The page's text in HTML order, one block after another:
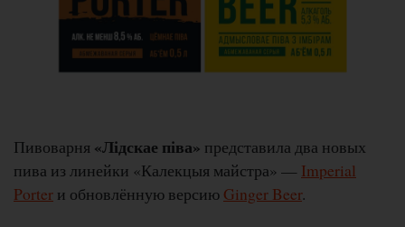
Пивоварня «Лідскае піва» представила два новых
пива из линейки «Калекцыя майстра» — Imperial
Porter и обновлённую версию Ginger Beer.